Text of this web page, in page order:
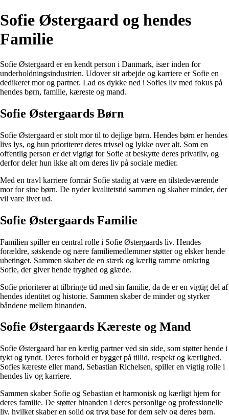
Sofie Østergaard og hendes
Familie
Sofie Østergaard er en kendt person i Danmark, især inden for
underholdningsindustrien. Udover sit arbejde og karriere er Sofie en
dedikeret mor og partner. Lad os dykke ned i Sofies liv med fokus på
hendes børn, familie, kæreste og mand.
Sofie Østergaards Børn
Sofie Østergaard er stolt mor til to dejlige børn. Hendes børn er hendes
livs lys, og hun prioriterer deres trivsel og lykke over alt. Som en
offentlig person er det vigtigt for Sofie at beskytte deres privatliv, og
derfor deler hun ikke alt om deres liv på sociale medier.
Med en travl karriere formår Sofie stadig at være en tilstedeværende
mor for sine børn. De nyder kvalitetstid sammen og skaber minder, der
vil vare livet ud.
Sofie Østergaards Familie
Familien spiller en central rolle i Sofie Østergaards liv. Hendes
forældre, søskende og nære familiemedlemmer støtter og elsker hende
ubetinget. Sammen skaber de en stærk og kærlig ramme omkring
Sofie, der giver hende tryghed og glæde.
Sofie prioriterer at tilbringe tid med sin familie, da de er en vigtig del af
hendes identitet og historie. Sammen skaber de minder og styrker
båndene mellem hinanden.
Sofie Østergaards Kæreste og Mand
Sofie Østergaard har en kærlig partner ved sin side, som støtter hende i
tykt og tyndt. Deres forhold er bygget på tillid, respekt og kærlighed.
Sofies kæreste eller mand, Sebastian Richelsen, spiller en vigtig rolle i
hendes liv og karriere.
Sammen skaber Sofie og Sebastian et harmonisk og kærligt hjem for
deres familie. De støtter hinanden i deres personlige og professionelle
liv, hvilket skaber en solid og tryg base for dem selv og deres børn.